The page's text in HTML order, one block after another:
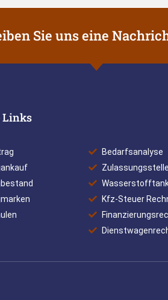
Sie uns eine
Links
Bedarfsanalyse
Kfz-Steuer